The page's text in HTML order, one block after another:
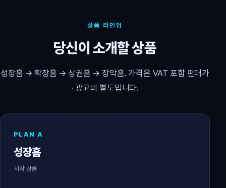
상품 라인업
당신이 소개할 상품
성장홈 → 확장홈 → 상권홈 → 장악홈. 가격은 VAT 포함 판매가
· 광고비 별도입니다.
PLAN A
성장홈
시작 상품